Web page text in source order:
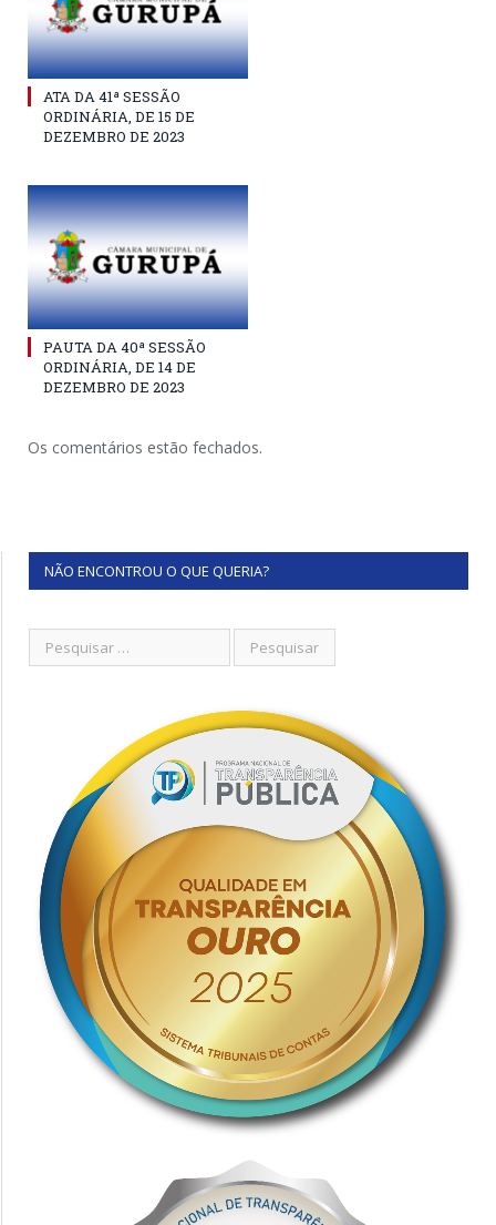
ATA DA 41ª SESSÃO
ORDINÁRIA, DE 15 DE
DEZEMBRO DE 2023
PAUTA DA 40ª SESSÃO
ORDINÁRIA, DE 14 DE
DEZEMBRO DE 2023
Os comentários estão fechados.
NÃO ENCONTROU O QUE QUERIA?